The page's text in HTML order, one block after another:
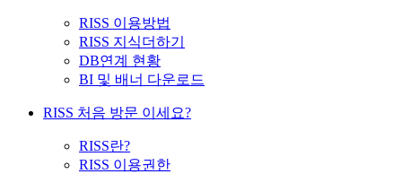
RISS 이용방법
RISS 지식더하기
DB연계 현황
BI 및 배너 다운로드
RISS 처음 방문 이세요?
RISS란?
RISS 이용권한